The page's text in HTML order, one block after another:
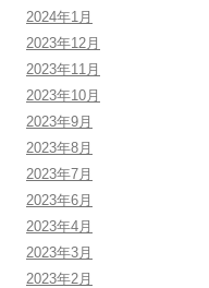
2024年1月
2023年12月
2023年11月
2023年10月
2023年9月
2023年8月
2023年7月
2023年6月
2023年4月
2023年3月
2023年2月